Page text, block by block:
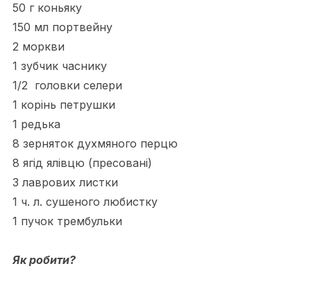
50 г коньяку
150 мл портвейну
2 моркви
1 зубчик часнику
1/2 головки селери
1 корінь петрушки
1 редька
8 зерняток духмяного перцю
8 ягід ялівцю (пресовані)
3 лаврових листки
1 ч. л. сушеного любистку
1 пучок трембульки
Як робити?